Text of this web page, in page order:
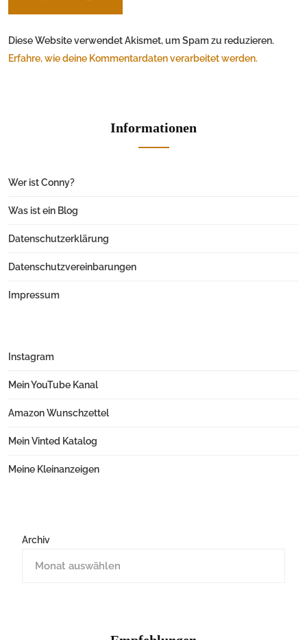
Diese Website verwendet Akismet, um Spam zu reduzieren.
Erfahre, wie deine Kommentardaten verarbeitet werden.
Informationen
Wer ist Conny?
Was ist ein Blog
Datenschutzerklärung
Datenschutzvereinbarungen
Impressum
Instagram
Mein YouTube Kanal
Amazon Wunschzettel
Mein Vinted Katalog
Meine Kleinanzeigen
Archiv